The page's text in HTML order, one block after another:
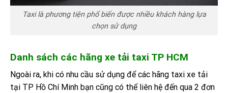
Taxi là phương tiện phổ biến được nhiều khách hàng lựa
chọn sử dụng
Danh sách các hãng xe tải taxi TP HCM
Ngoài ra, khi có nhu cầu sử dụng để các hãng taxi xe tải
tại TP Hồ Chí Minh bạn cũng có thể liên hệ đến qua 2 đơn